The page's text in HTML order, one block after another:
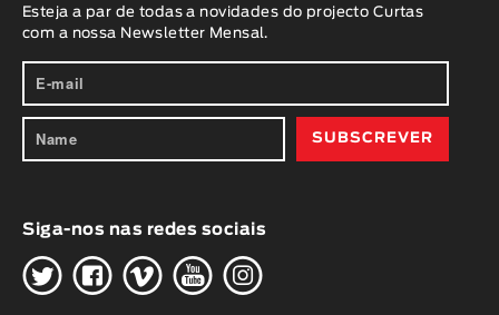
Esteja a par de todas a novidades do projecto Curtas
com a nossa Newsletter Mensal.
Siga-nos nas redes sociais
HGWOK